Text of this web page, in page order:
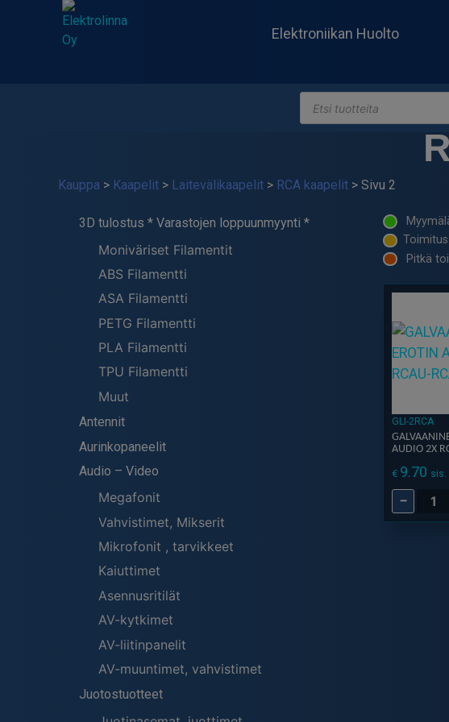
Elektroniikan Huolto
Products
search
Kauppa > Kaapelit > Laitevälikaapelit > RCA kaapelit > Sivu 2
3D tulostus * Varastojen loppuunmyynti *
Moniväriset Filamentit
ABS Filamentti
ASA Filamentti
PETG Filamentti
PLA Filamentti
TPU Filamentti
Muut
Antennit
Aurinkopaneelit
Audio – Video
Megafonit
Vahvistimet, Mikserit
Mikrofonit , tarvikkeet
Kaiuttimet
Asennusritilät
AV-kytkimet
AV-liitinpanelit
AV-muuntimet, vahvistimet
Juotostuotteet
Pitkä
GLI-2RCA
AUDIO 2X
€ 9.70 sis.
-
EROTIN